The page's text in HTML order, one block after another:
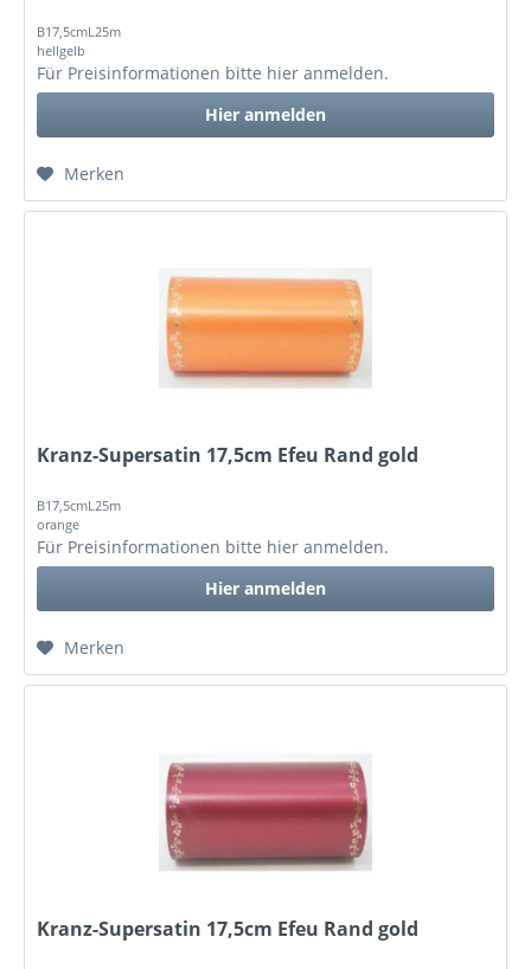
B17,5cmL25m
hellgelb
Für Preisinformationen bitte hier anmelden.
Hier anmelden
Merken
Kranz-Supersatin 17,5cm Efeu Rand gold
B17,5cmL25m
orange
Für Preisinformationen bitte hier anmelden.
Hier anmelden
Merken
Kranz-Supersatin 17,5cm Efeu Rand gold